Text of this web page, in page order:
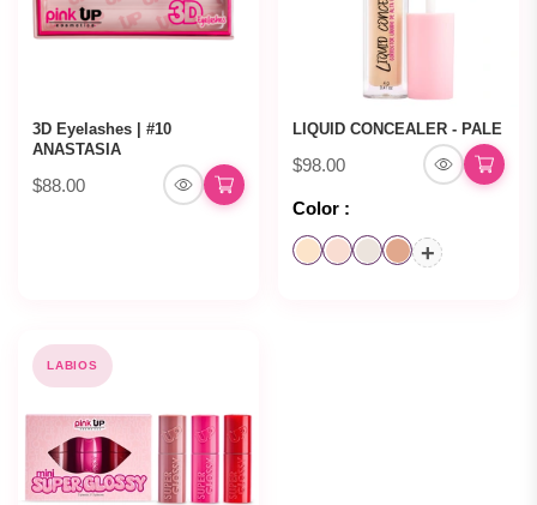
3D Eyelashes | #10
ANASTASIA
$88.00
LIQUID CONCEALER - PALE
$98.00
Color :
+
LABIOS